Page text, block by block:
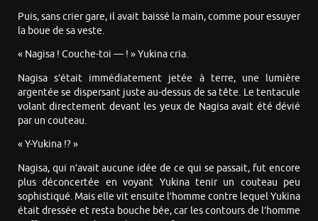
Puis, sans crier gare, il avait baissé la main, comme pour essuyer
la boue de sa veste.
« Nagisa ! Couche-toi — ! » Yukina cria.
Nagisa s’était immédiatement jetée à terre, une lumière
argentée se dispersant juste au-dessus de sa tête. Le tentacule
volant directement devant les yeux de Nagisa avait été dévié
par un couteau.
« Y-Yukina !? »
Nagisa, qui n’avait aucune idée de ce qui se passait, fut encore
plus déconcertée en voyant Yukina tenir un couteau peu
sophistiqué. Mais elle vit ensuite l’homme contre lequel Yukina
était dressée et resta bouche bée, car les contours de l’homme